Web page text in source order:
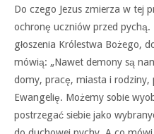
Do czego Jezus zmierza w tej
ochronę uczniów przed
głoszenia Królestwa Bożego,
mówią: „Nawet demony są
domy, pracę, miasta i rodziny,
Ewangelię. Możemy sobie
postrzegać siebie jako